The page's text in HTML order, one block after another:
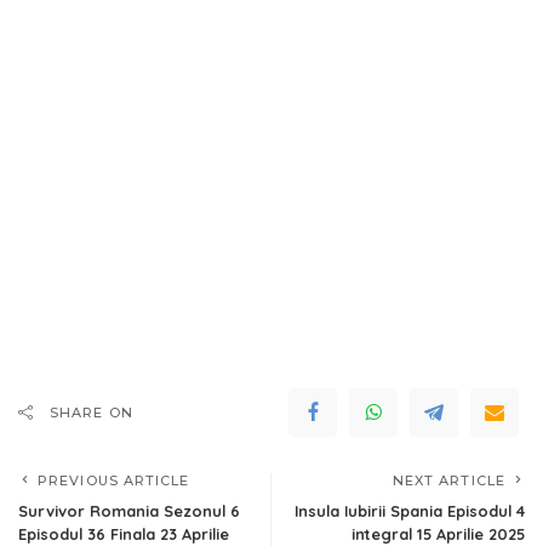
SHARE ON
PREVIOUS ARTICLE
Survivor Romania Sezonul 6
Episodul 36 Finala 23 Aprilie
NEXT ARTICLE
Insula Iubirii Spania Episodul 4
integral 15 Aprilie 2025